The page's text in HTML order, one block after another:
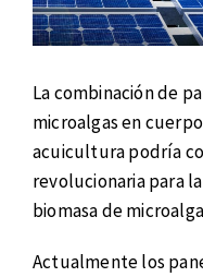
La combinación de
microalgas en
acuicultura podría
revolucionaria para
biomasa de
Actualmente los